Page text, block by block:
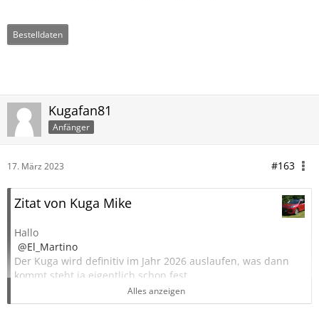
Bestelldaten
Kugafan81
Anfänger
17. März 2023 #163
Zitat von Kuga Mike
Hallo
El_Martino
Der Kuga wird definitiv im Jahr 2026 auslaufen, was dann
kommt steht ja eigentlich schon fest.
Es werden dann nur noch 3-4 Vollelektro-Modelle
angeboten.
Alles anzeigen